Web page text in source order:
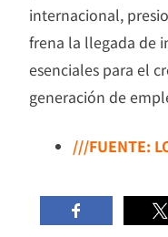
internacional,
frena la llegada de
esenciales para el
generación de
///FUENTE: